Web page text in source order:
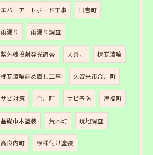
エバーアートボード工事 日吉町
雨漏り 雨漏り調査
紫外線投射発光調査 大善寺 棟瓦漆喰
棟瓦漆喰詰め直し工事 久留米市合川町
サビ対策 合川町 サビ予防 津福町
基礎巾木塗装 荒木町 現地調査
高良内町 模様付け塗装